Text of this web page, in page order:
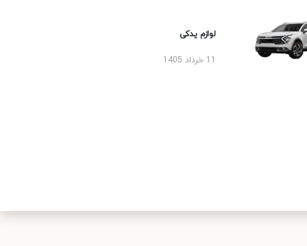
لوازم یدکی